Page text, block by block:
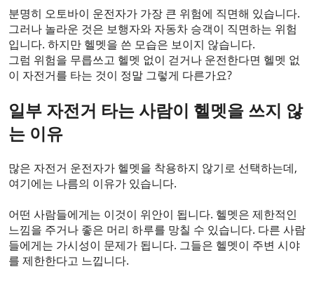
분명히 오토바이 운전자가 가장 큰 위험에 직면해 있습니다.
그러나 놀라운 것은 보행자와 자동차 승객이 직면하는 위험
입니다. 하지만 헬멧을 쓴 모습은 보이지 않습니다.
그럼 위험을 무릅쓰고 헬멧 없이 걷거나 운전한다면 헬멧 없
이 자전거를 타는 것이 정말 그렇게 다른가요?
일부 자전거 타는 사람이 헬멧을 쓰지 않
는 이유
많은 자전거 운전자가 헬멧을 착용하지 않기로 선택하는데,
여기에는 나름의 이유가 있습니다.
어떤 사람들에게는 이것이 위안이 됩니다. 헬멧은 제한적인
느낌을 주거나 좋은 머리 하루를 망칠 수 있습니다. 다른 사람
들에게는 가시성이 문제가 됩니다. 그들은 헬멧이 주변 시야
를 제한한다고 느낍니다.